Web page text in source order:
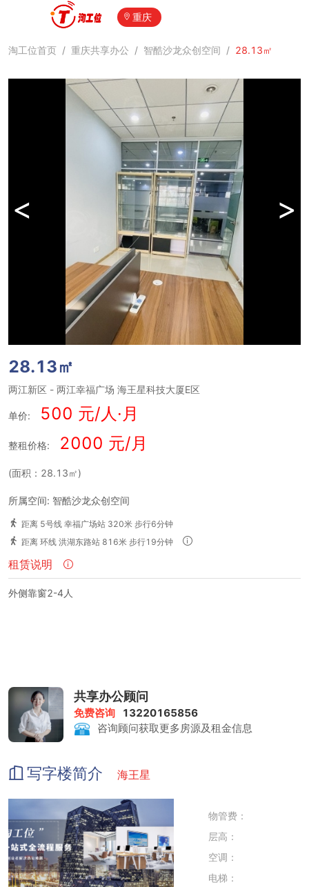
重庆
淘工位首页 / 重庆共享办公 / 智酷沙龙众创空间 / 28.13㎡
< >
28.13㎡
两江新区 - 两江幸福广场 海王星科技大厦E区
单价: 500 元/人·月
整租价格: 2000 元/月
(面积：28.13㎡)
所属空间: 智酷沙龙众创空间
距离 5号线 幸福广场站 320米 步行6分钟
距离 环线 洪湖东路站 816米 步行19分钟
租赁说明
外侧靠窗2-4人
共享办公顾问
免费咨询
13220165856
咨询顾问获取更多房源及租金信息
写字楼简介 海王星
物管费：
层高：
空调：
电梯：